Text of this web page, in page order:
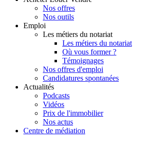
Nos offres
Nos outils
Emploi
Les métiers du notariat
Les métiers du notariat
Où vous former ?
Témoignages
Nos offres d'emploi
Candidatures spontanées
Actualités
Podcasts
Vidéos
Prix de l'immobilier
Nos actus
Centre de médiation